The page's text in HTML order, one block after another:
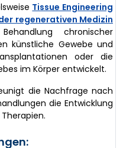
Tissue Engineering
regenerativen Medizin
chronischer
künstliche Gewebe und
oder die
im Körper entwickelt.
die Nachfrage nach
die Entwicklung